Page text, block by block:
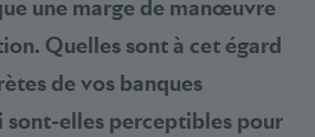
une marge de manœuvre
Quelles sont à cet égard
de vos banques
sont-elles perceptibles pour